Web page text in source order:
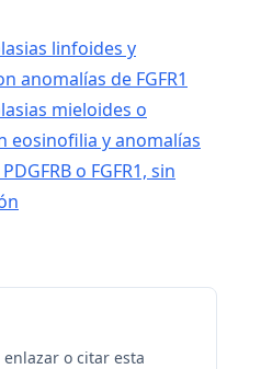
linfoides y
anomalías de FGFR1
mieloides o
eosinofilia y anomalías
o FGFR1, sin
o citar esta